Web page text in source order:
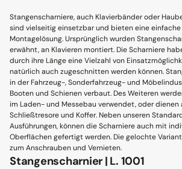
Stangenscharniere, auch Klavierbänder oder
sind vielseitig einsetzbar und bieten eine
Montagelösung. Ursprünglich wurden
erwähnt, an Klavieren montiert. Die Scharniere
durch ihre Länge eine Vielzahl von
natürlich auch zugeschnitten werden können.
in der Fahrzeug-, Sonderfahrzeug- und
Booten und Schienen verbaut. Des Weiteren
im Laden- und Messebau verwendet, oder dienen
Schließtresore und Koffer. Neben unseren
Ausführungen, können die Scharniere auch mit
Oberflächen gefertigt werden. Die gelochte
zum Anschrauben und Vernieten.
Stangenscharnier | L. 1001